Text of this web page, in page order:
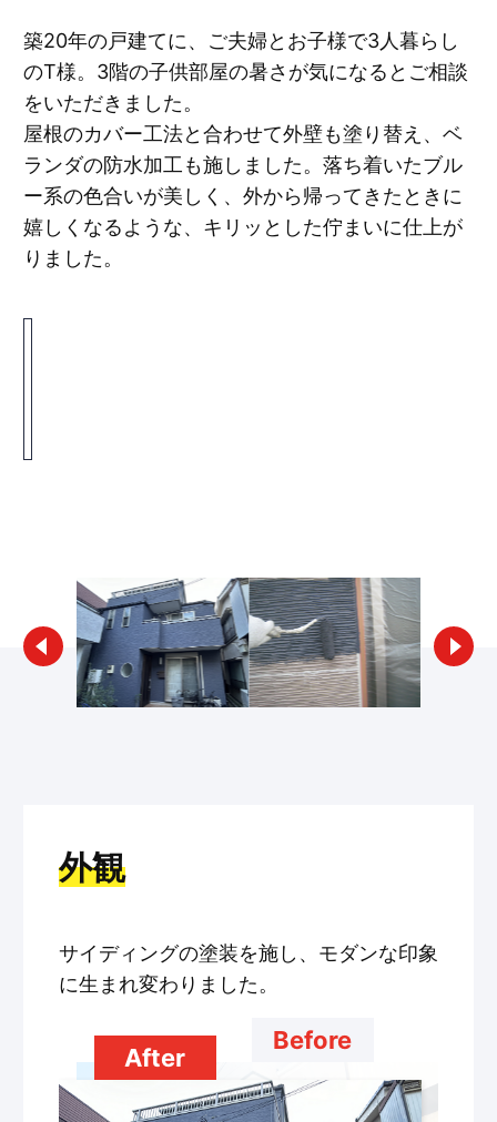
築20年の戸建てに、ご夫婦とお子様で3人暮らし
のT様。3階の子供部屋の暑さが気になるとご相談
をいただきました。
屋根のカバー工法と合わせて外壁も塗り替え、ベ
ランダの防水加工も施しました。落ち着いたブル
ー系の色合いが美しく、外から帰ってきたときに
嬉しくなるような、キリッとした佇まいに仕上が
りました。
外観
サイディングの塗装を施し、モダンな印象
に生まれ変わりました。
Before
After